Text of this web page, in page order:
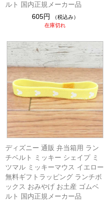
ルト 国内正規メーカー品
605円
（税込み）
在庫切れ
ディズニー 通販 弁当箱用 ラン
チベルト ミッキー シェイプ ミ
ツマル ミッキーマウス イエロー
無料ギフトラッピング ランチボ
ックス おみやげ お土産 ゴムベ
ルト 国内正規メーカー品